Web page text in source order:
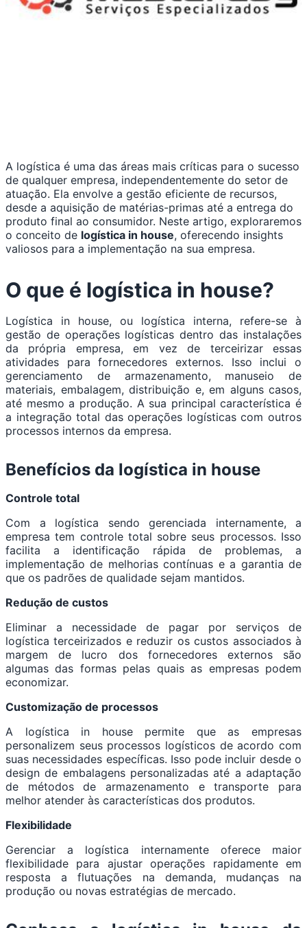
A logística é uma das áreas mais críticas para o sucesso
de qualquer empresa, independentemente do setor de
atuação. Ela envolve a gestão eficiente de recursos,
desde a aquisição de matérias-primas até a entrega do
produto final ao consumidor. Neste artigo, exploraremos
o conceito de logística in house, oferecendo insights
valiosos para a implementação na sua empresa.
O que é logística in house?
Logística in house, ou logística interna, refere-se à
gestão de operações logísticas dentro das instalações
da própria empresa, em vez de terceirizar essas
atividades para fornecedores externos. Isso inclui o
gerenciamento de armazenamento, manuseio de
materiais, embalagem, distribuição e, em alguns casos,
até mesmo a produção. A sua principal característica é
a integração total das operações logísticas com outros
processos internos da empresa.
Benefícios da logística in house
Controle total
Com a logística sendo gerenciada internamente, a
empresa tem controle total sobre seus processos. Isso
facilita a identificação rápida de problemas, a
implementação de melhorias contínuas e a garantia de
que os padrões de qualidade sejam mantidos.
Redução de custos
Eliminar a necessidade de pagar por serviços de
logística terceirizados e reduzir os custos associados à
margem de lucro dos fornecedores externos são
algumas das formas pelas quais as empresas podem
economizar.
Customização de processos
A logística in house permite que as empresas
personalizem seus processos logísticos de acordo com
suas necessidades específicas. Isso pode incluir desde o
design de embalagens personalizadas até a adaptação
de métodos de armazenamento e transporte para
melhor atender às características dos produtos.
Flexibilidade
Gerenciar a logística internamente oferece maior
flexibilidade para ajustar operações rapidamente em
resposta a flutuações na demanda, mudanças na
produção ou novas estratégias de mercado.